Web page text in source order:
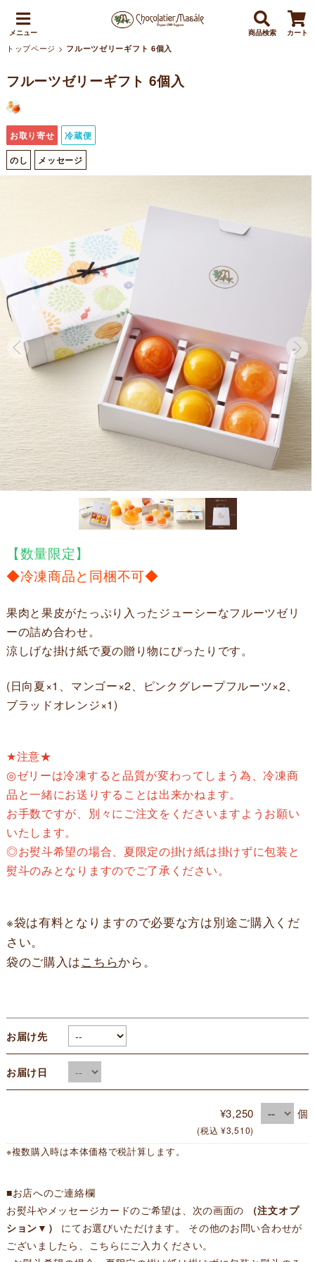
メニュー 商品検索 カート
トップページ > フルーツゼリーギフト 6個入
フルーツゼリーギフト 6個入
お取り寄せ
冷蔵便
のし
メッセージ
【数量限定】
◆冷凍商品と同梱不可◆
果肉と果皮がたっぷり入ったジューシーなフルーツゼリ
ーの詰め合わせ。
涼しげな掛け紙で夏の贈り物にぴったりです。
(日向夏×1、マンゴー×2、ピンクグレープフルーツ×2、
ブラッドオレンジ×1)
★注意★
◎ゼリーは冷凍すると品質が変わってしまう為、冷凍商
品と一緒にお送りすることは出来かねます。
お手数ですが、別々にご注文をくださいますようお願い
いたします。
◎お熨斗希望の場合、夏限定の掛け紙は掛けずに包装と
熨斗のみとなりますのでご了承ください。
※袋は有料となりますので必要な方は別途ご購入くだ
さい。
袋のご購入はこちらから。
お届け先
お届け日
¥3,250
(税込 ¥3,510)
個
※複数購入時は本体価格で税計算します。
■お店へのご連絡欄
お熨斗やメッセージカードのご希望は、次の画面の
（注文オプ
ション▼）
にてお選びいただけます。 その他のお問い合わせが
ございましたら、こちらにご入力ください。